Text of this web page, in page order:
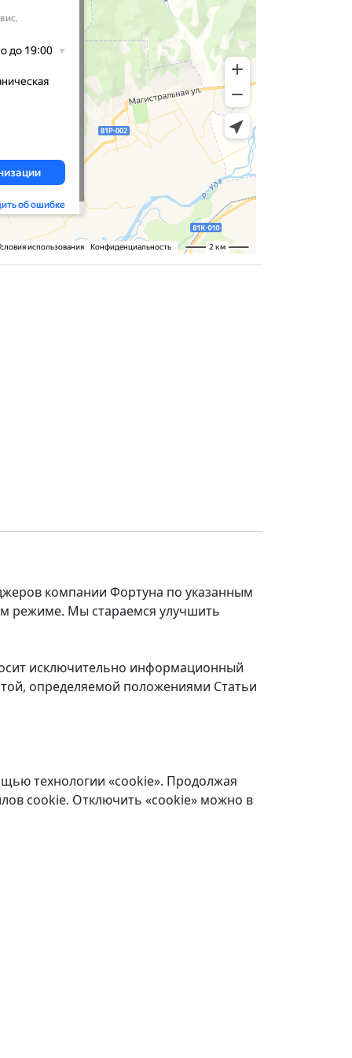
компании Фортуна по указанным
режиме. Мы стараемся улучшить
исключительно информационный
определяемой положениями Статьи
технологии «cookie». Продолжая
cookie. Отключить «cookie» можно в